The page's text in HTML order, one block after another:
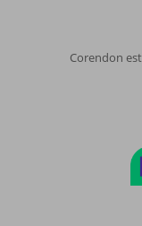
Corendon